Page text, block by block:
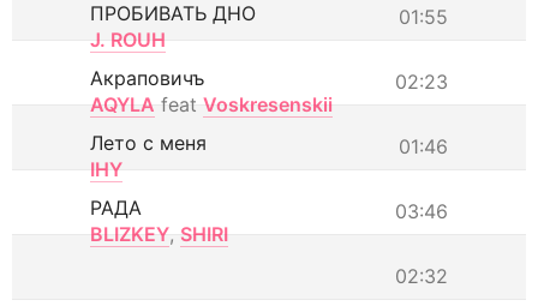
01:55
ПРОБИВАТЬ ДНО
J. ROUH
02:23
Акраповичъ
AQYLA feat Voskresenskii
01:46
Лето с меня
IHY
03:46
РАДА
BLIZKEY, SHIRI
02:32